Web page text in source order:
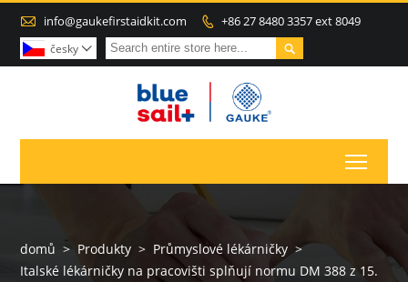
 info@gaukefirstaidkit.com  +86 27 8480 3357 ext 8049

česky 
domů > Produkty > Průmyslové lékárničky >
Italské lékárničky na pracovišti splňují normu DM 388 z 15.